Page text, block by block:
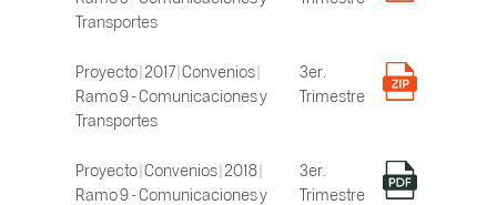
Transportes
Proyecto | 2017 | Convenios |
Ramo 9 - Comunicaciones y
Transportes
3er.
Trimestre
Proyecto | Convenios | 2018 |
Ramo 9 - Comunicaciones y
3er.
Trimestre